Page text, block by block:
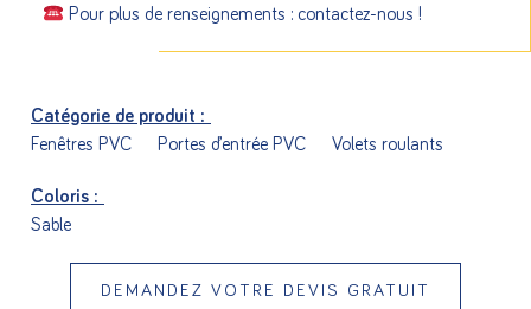
Pour plus de renseignements : contactez-nous !
Catégorie de produit :
Fenêtres PVC
Portes d’entrée PVC Volets roulants
Coloris :
Sable
DEMANDEZ VOTRE DEVIS GRATUIT